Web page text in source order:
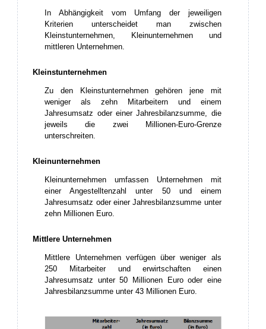
In Abhängigkeit vom Umfang der jeweiligen
Kriterien unterscheidet man zwischen
Kleinstunternehmen, Kleinunternehmen und
mittleren Unternehmen.
Kleinstunternehmen
Zu den Kleinstunternehmen gehören jene mit
weniger als zehn Mitarbeitern und einem
Jahresumsatz oder einer Jahresbilanzsumme, die
jeweils die zwei Millionen-Euro-Grenze
unterschreiten.
Kleinunternehmen
Kleinunternehmen umfassen Unternehmen mit
einer Angestelltenzahl unter 50 und einem
Jahresumsatz oder einer Jahresbilanzsumme unter
zehn Millionen Euro.
Mittlere Unternehmen
Mittlere Unternehmen verfügen über weniger als
250 Mitarbeiter und erwirtschaften einen
Jahresumsatz unter 50 Millionen Euro oder eine
Jahresbilanzsumme unter 43 Millionen Euro.